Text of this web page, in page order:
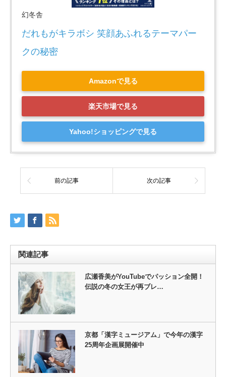
幻冬舎
だれもがキラボシ 笑顔あふれるテーマパー
クの秘密
Amazonで見る
楽天市場で見る
Yahoo!ショッピングで見る
前の記事 次の記事
関連記事
広瀬香美がYouTubeでパッション全開！
伝説の冬の女王が再ブレ…
京都「漢字ミュージアム」で今年の漢字
25周年企画展開催中